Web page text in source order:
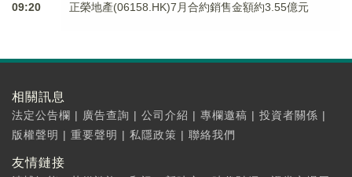
09:20 正榮地產(06158.HK)7月合約銷售金額約3.55億元
相關訊息
法定公告欄 | 廣告查詢 | 公司介紹 | 專欄邀稿 | 投資者關係 |
版權聲明 | 重要聲明 | 私隱政策 | 聯絡我們
友情鏈接